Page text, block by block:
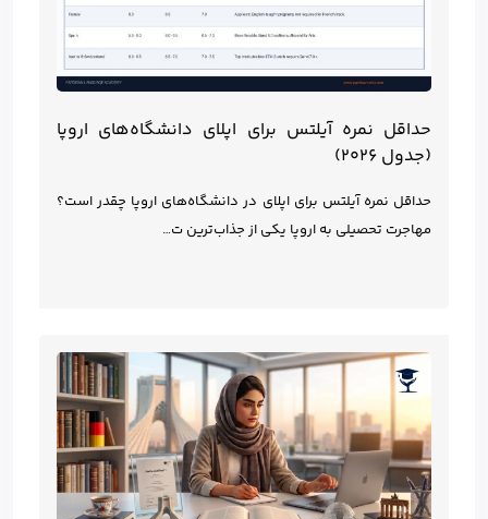
حداقل نمره آیلتس برای اپلای دانشگاه‌های اروپا
(جدول ۲۰۲۶)
حداقل نمره آیلتس برای اپلای در دانشگاه‌های اروپا چقدر است؟
مهاجرت تحصیلی به اروپا یکی از جذاب‌ترین ت…